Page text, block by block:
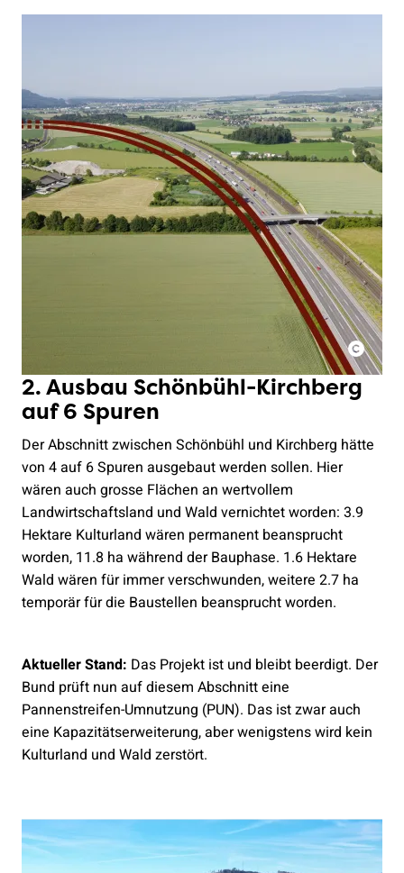
2. Ausbau Schönbühl-Kirchberg
auf 6 Spuren
Der Abschnitt zwischen Schönbühl und Kirchberg hätte
von 4 auf 6 Spuren ausgebaut werden sollen. Hier
wären auch grosse Flächen an wertvollem
Landwirtschaftsland und Wald vernichtet worden: 3.9
Hektare Kulturland wären permanent beansprucht
worden, 11.8 ha während der Bauphase. 1.6 Hektare
Wald wären für immer verschwunden, weitere 2.7 ha
temporär für die Baustellen beansprucht worden.
Aktueller Stand: Das Projekt ist und bleibt beerdigt. Der
Bund prüft nun auf diesem Abschnitt eine
Pannenstreifen-Umnutzung (PUN). Das ist zwar auch
eine Kapazitätserweiterung, aber wenigstens wird kein
Kulturland und Wald zerstört.